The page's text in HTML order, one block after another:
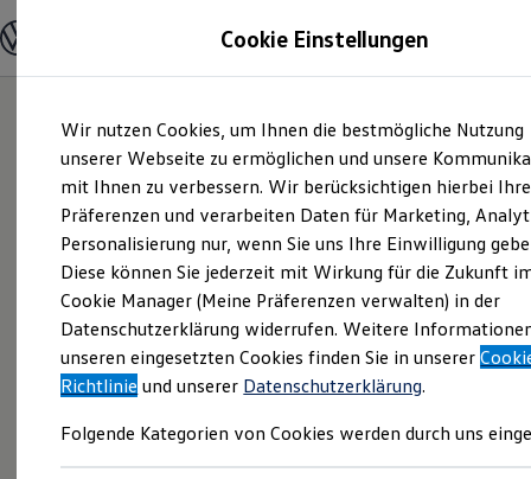
Hauptinhalt
springen
Footer
springen
Modelle und Konfigurator
Modelle vergleichen
Elektroautos
ENERGY Sondermodelle
Nutzfahrzeuge
SUV und CUV
Familienautos
Kombis
Kompaktwagen
Sportwagen
Schnell verfügbare Fahrzeuge
Angebote und Produkte
Aktuelle Angebote
E-Auto-Förderung
Volkswagen Marktplatz
Junge Gebrauchtwagen und Gebrauchtwagen
Cookie Einstellungen
Wir nutzen Cookies, um Ihnen die bestmögliche Nutzung
unserer Webseite zu ermöglichen und unsere
mit Ihnen zu verbessern. Wir berücksichtigen hierbei Ihre
Präferenzen und verarbeiten Daten für Marketing,
Personalisierung nur, wenn Sie uns Ihre Einwilligung
Diese können Sie jederzeit mit Wirkung für die Zukunft
Cookie Manager (Meine Präferenzen verwalten) in der
Datenschutzerklärung widerrufen. Weitere
unseren eingesetzten Cookies finden Sie in unserer
Richtlinie und unserer Datenschutzerklärung.
Folgende Kategorien von Cookies werden durch uns